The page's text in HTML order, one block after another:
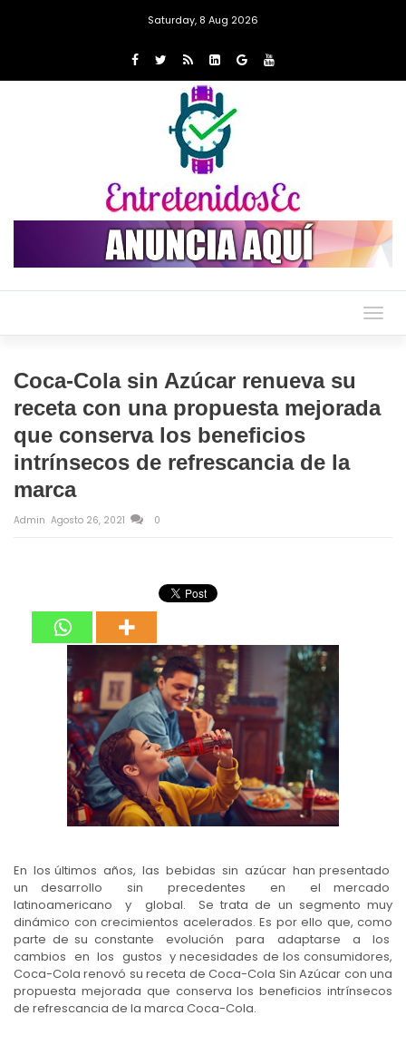
Saturday, 8 Aug 2026
Coca-Cola sin Azúcar renueva su
receta con una propuesta mejorada
que conserva los beneficios
intrínsecos de refrescancia de la
marca
Admin Agosto 26, 2021 0
En los últimos años, las bebidas sin azúcar han presentado
un desarrollo sin precedentes en el mercado
latinoamericano y global. Se trata de un segmento muy
dinámico con crecimientos acelerados. Es por ello que, como
parte de su constante evolución para adaptarse a los
cambios en los gustos y necesidades de los consumidores,
Coca-Cola renovó su receta de Coca-Cola Sin Azúcar con una
propuesta mejorada que conserva los beneficios intrínsecos
de refrescancia de la marca Coca-Cola.